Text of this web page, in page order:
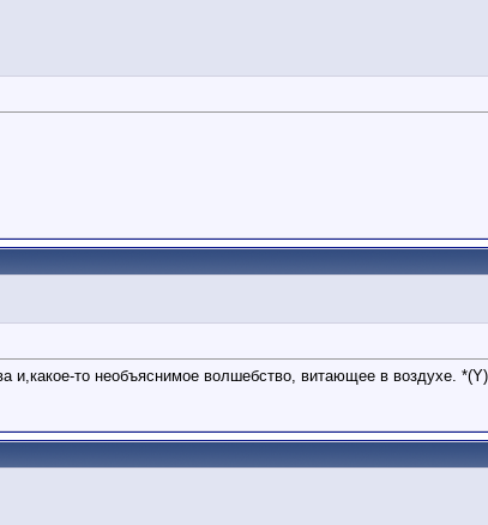
то необъяснимое волшебство, витающее в воздухе.